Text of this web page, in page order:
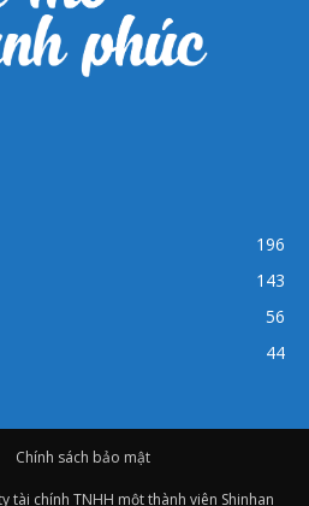
196
143
56
44
Chính sách bảo mật
tài chính TNHH một thành viên Shinhan